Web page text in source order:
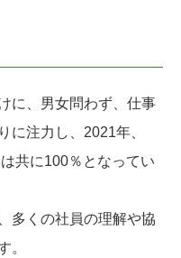
に、男女問わず、仕事
に注力し、2021年、
共に100％となってい
多くの社員の理解や協
。